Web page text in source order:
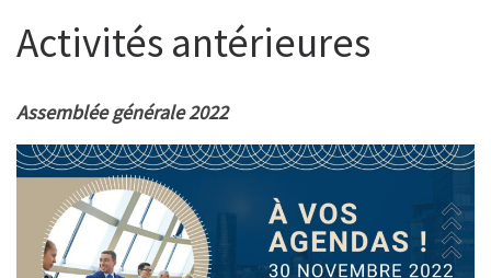
Activités antérieures
Assemblée générale 2022